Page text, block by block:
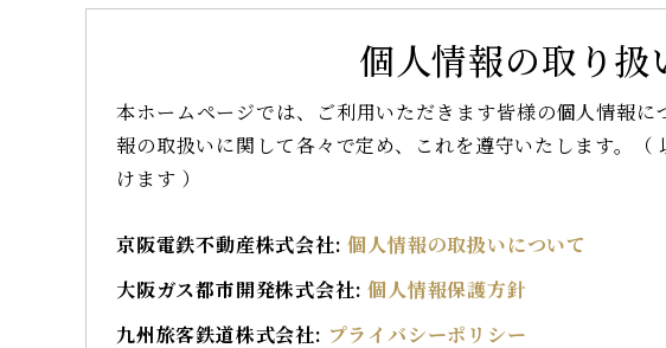
個人情報の取り
本ホームページでは、ご利用いただきます皆様の個人情報
報の取扱いに関して各々で定め、これを遵守いたします。
けます ）
京阪電鉄不動産株式会社:個人情報の取扱いについて
大阪ガス都市開発株式会社:個人情報保護方針
九州旅客鉄道株式会社: プライバシーポリシー